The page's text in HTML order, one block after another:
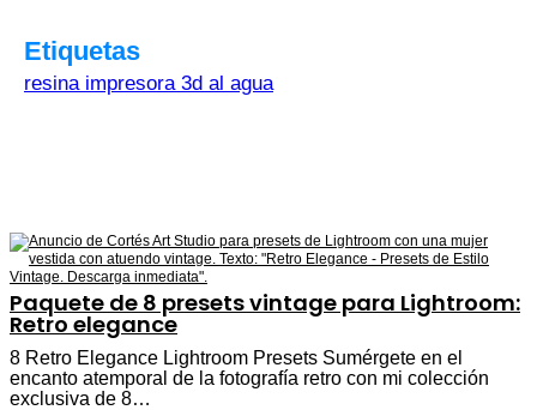
Etiquetas
resina impresora 3d al agua
Paquete de 8 presets vintage para Lightroom:
Retro elegance
8 Retro Elegance Lightroom Presets Sumérgete en el
encanto atemporal de la fotografía retro con mi colección
exclusiva de 8…